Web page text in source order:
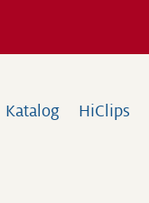
Katalog HiClips